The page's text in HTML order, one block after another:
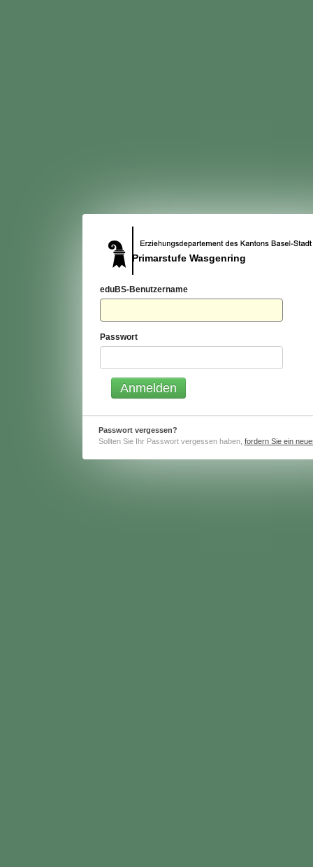
Primarstufe Wasgenring
eduBS-Benutzername
Passwort
Passwort vergessen?
Sollten Sie Ihr Passwort vergessen haben, fordern Sie ein